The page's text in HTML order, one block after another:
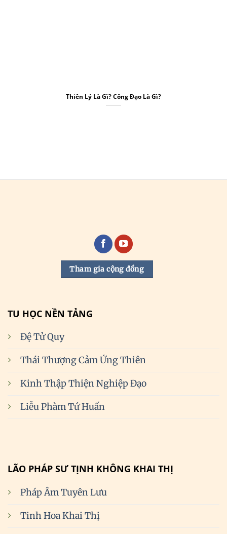
Thiên Lý Là Gì? Công Đạo Là Gì?
Tham gia cộng đồng
TU HỌC NỀN TẢNG
Đệ Tử Quy
Thái Thượng Cảm Ứng Thiên
Kinh Thập Thiện Nghiệp Đạo
Liễu Phàm Tứ Huấn
LÃO PHÁP SƯ TỊNH KHÔNG KHAI THỊ
Pháp Âm Tuyên Lưu
Tinh Hoa Khai Thị